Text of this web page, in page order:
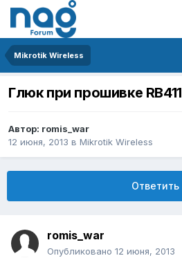
Mikrotik Wireless
Глюк при прошивке RB411
Автор: romis_war
12 июня, 2013 в Mikrotik Wireless
Ответить
romis_war
Опубликовано 12 июня, 2013